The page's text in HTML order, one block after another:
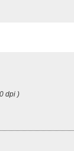
dpi )